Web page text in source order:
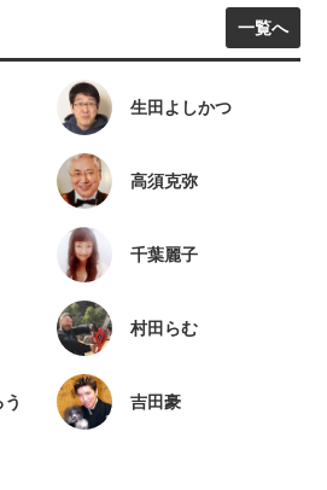
一覧へ
生田よしかつ
高須克弥
千葉麗子
村田らむ
吉田豪